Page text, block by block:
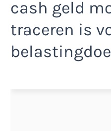
cash geld
traceren is